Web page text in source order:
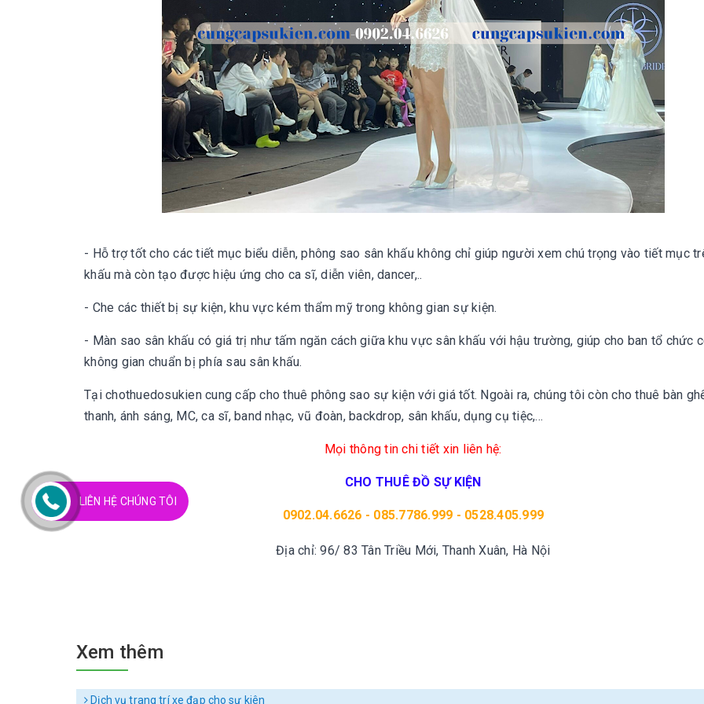
- Hỗ trợ tốt cho các tiết mục biểu diễn, phông sao sân khấu không chỉ giúp người xem chú trọng vào tiết mục
khấu mà còn tạo được hiệu ứng cho ca sĩ, diễn viên, dancer,..
- Che các thiết bị sự kiện, khu vực kém thẩm mỹ trong không gian sự kiện.
- Màn sao sân khấu có giá trị như tấm ngăn cách giữa khu vực sân khấu với hậu trường, giúp cho ban tổ chức
không gian chuẩn bị phía sau sân khấu.
Tại chothuedosukien cung cấp cho thuê phông sao sự kiện với giá tốt. Ngoài ra, chúng tôi còn cho thuê bàn
thanh, ánh sáng, MC, ca sĩ, band nhạc, vũ đoàn, backdrop, sân khấu, dụng cụ tiệc,...
Mọi thông tin chi tiết xin liên hệ:
CHO THUÊ ĐỒ SỰ KIỆN
0902.04.6626 - 085.7786.999 - 0528.405.999
Địa chỉ: 96/ 83 Tân Triều Mới, Thanh Xuân, Hà Nội
Xem thêm
Dịch vụ trang trí xe đạp cho sự kiên
LIÊN HỆ CHÚNG TÔI